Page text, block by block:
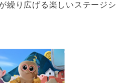
繰り広げる楽しいステージシ